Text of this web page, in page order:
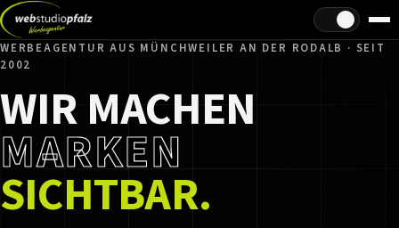
Hell/Dunkel
WERBEAGENTUR AUS MÜNCHWEILER AN DER RODALB · SEIT
2002
WIR MACHEN
MARKEN
SICHTBAR.